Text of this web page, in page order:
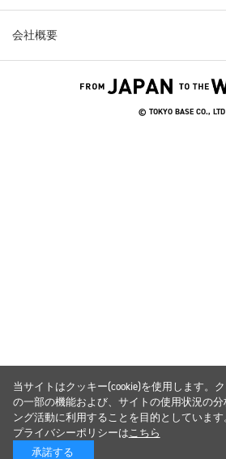
会社概要
© TOKYO BASE CO., LTD
当サイトはクッキー(cookie)を使用します。
の一部の機能および、サイトの使用状況の
ング活動に利用することを目的としています
プライバシーポリシーはこちら
承諾する